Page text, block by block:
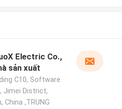
Electric Co.,
sản xuất
C10, Software
Jimei District,
China ,TRUNG